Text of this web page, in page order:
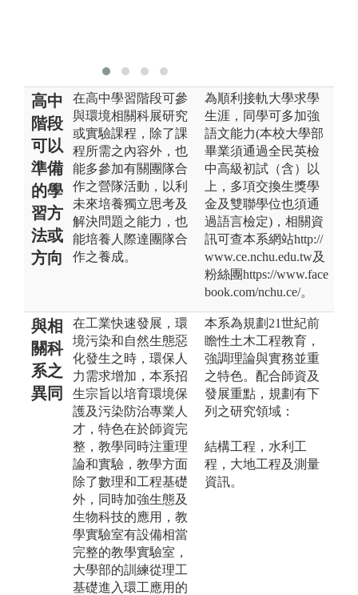
高中
階段
可以
準備
的學
習方
法或
方向
在高中學習階段可參
與環境相關科展研究
或實驗課程，除了課
程所需之內容外，也
能多參加有關團隊合
作之營隊活動，以利
未來培養獨立思考及
解決問題之能力，也
能培養人際達團隊合
作之養成。
為順利接軌大學求學
生涯，同學可多加強
語文能力(本校大學部
畢業須通過全民英檢
中高級初試（含）以
上，多項交換生獎學
金及雙聯學位也須通
過語言檢定)，相關資
訊可查本系網站http://
www.ce.nchu.edu.tw及
粉絲團https://www.face
book.com/nchu.ce/。
與相
關科
系之
異同
在工業快速發展，環
境污染和自然生態惡
化發生之時，環保人
力需求增加，本系招
生宗旨以培育環境保
護及污染防治專業人
才，特色在於師資完
整，教學同時注重理
論和實驗，教學方面
除了數理和工程基礎
外，同時加強生態及
生物科技的應用，教
學實驗室有設備相當
完整的教學實驗室，
大學部的訓練從理工
基礎進入環工應用的
本系為規劃21世紀前
瞻性土木工程教育，
強調理論與實務並重
之特色。配合師資及
發展重點，規劃有下
列之研究領域：
結構工程，水利工
程，大地工程及測量
資訊。